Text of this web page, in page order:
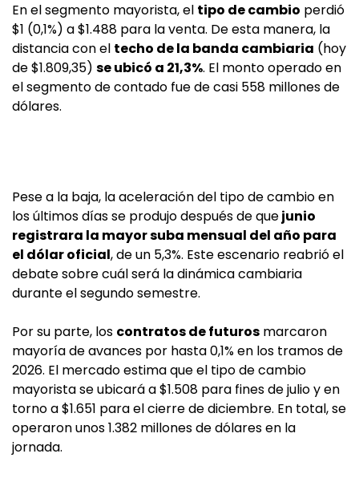
En el segmento mayorista, el tipo de cambio perdió
$1 (0,1%) a $1.488 para la venta. De esta manera, la
distancia con el techo de la banda cambiaria (hoy
de $1.809,35) se ubicó a 21,3%. El monto operado en
el segmento de contado fue de casi 558 millones de
dólares.
Pese a la baja, la aceleración del tipo de cambio en
los últimos días se produjo después de quejunio
registrara la mayor suba mensual del año para
el dólar oficial, de un 5,3%. Este escenario reabrió el
debate sobre cuál será la dinámica cambiaria
durante el segundo semestre.
Por su parte, los contratos de futuros marcaron
mayoría de avances por hasta 0,1% en los tramos de
2026. El mercado estima que el tipo de cambio
mayorista se ubicará a $1.508 para fines de julio y en
torno a $1.651 para el cierre de diciembre. En total, se
operaron unos 1.382 millones de dólares en la
jornada.